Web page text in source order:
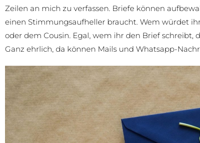
Zeilen an mich zu verfassen. Briefe können
einen Stimmungsaufheller braucht. Wem würdet
oder dem Cousin. Egal, wem ihr den Brief
Ganz ehrlich, da können Mails und Whatsapp-